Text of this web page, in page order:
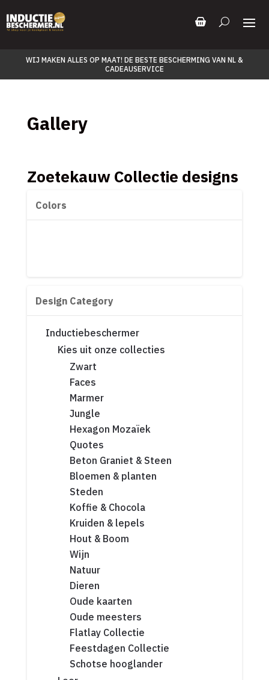
WIJ MAKEN ALLES OP MAAT! DE BESTE BESCHERMING VAN NL &
CADEAUSERVICE
Gallery
Zoetekauw Collectie designs
Colors
Design Category
Inductiebeschermer
Kies uit onze collecties
Zwart
Faces
Marmer
Jungle
Hexagon Mozaïek
Quotes
Beton Graniet & Steen
Bloemen & planten
Steden
Koffie & Chocola
Kruiden & lepels
Hout & Boom
Wijn
Natuur
Dieren
Oude kaarten
Oude meesters
Flatlay Collectie
Feestdagen Collectie
Schotse hooglander